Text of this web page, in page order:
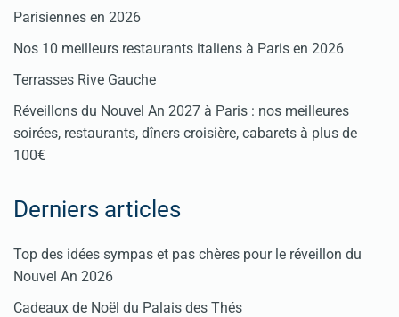
Parisiennes en 2026
Nos 10 meilleurs restaurants italiens à Paris en 2026
Terrasses Rive Gauche
Réveillons du Nouvel An 2027 à Paris : nos meilleures
soirées, restaurants, dîners croisière, cabarets à plus de
100€
Derniers articles
Top des idées sympas et pas chères pour le réveillon du
Nouvel An 2026
Cadeaux de Noël du Palais des Thés